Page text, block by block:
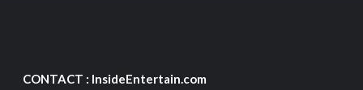
CONTACT : InsideEntertain.com